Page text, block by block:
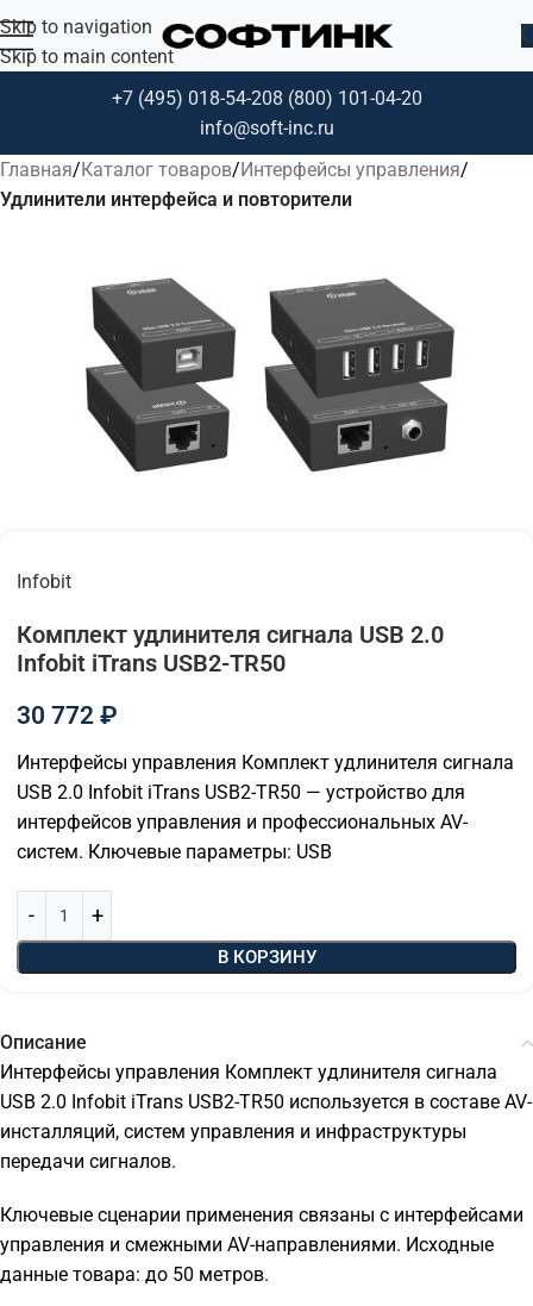
Skip to navigation
Skip to main content
+7 (495) 018-54-208 (800) 101-04-20
info@soft-inc.ru
Главная Каталог товаров Интерфейсы управления
Удлинители интерфейса и повторители
Infobit
Комплект удлинителя сигнала USB 2.0
Infobit iTrans USB2-TR50
30 772 ₽
Интерфейсы управления Комплект удлинителя сигнала
USB 2.0 Infobit iTrans USB2-TR50 — устройство для
интерфейсов управления и профессиональных AV-
систем. Ключевые параметры: USB
В КОРЗИНУ
Описание
Интерфейсы управления Комплект удлинителя сигнала
USB 2.0 Infobit iTrans USB2-TR50 используется в составе AV-
инсталляций, систем управления и инфраструктуры
передачи сигналов.
Ключевые сценарии применения связаны с интерфейсами
управления и смежными AV-направлениями. Исходные
данные товара: до 50 метров.